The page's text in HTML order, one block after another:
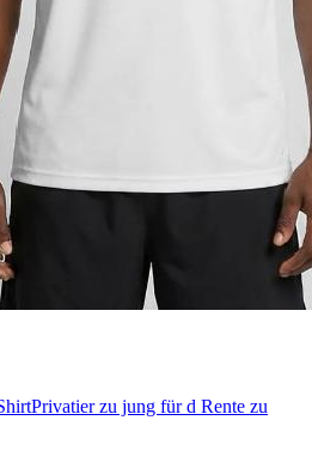
Privatier zu jung für d Rente zu